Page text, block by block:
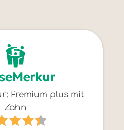
Premium plus mit
Zahn